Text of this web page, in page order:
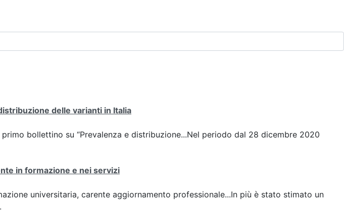
delle varianti in Italia
bollettino su “Prevalenza e distribuzione...Nel periodo dal 28 dicembre 2020
in formazione e nei servizi
universitaria, carente aggiornamento professionale...In più è stato stimato un